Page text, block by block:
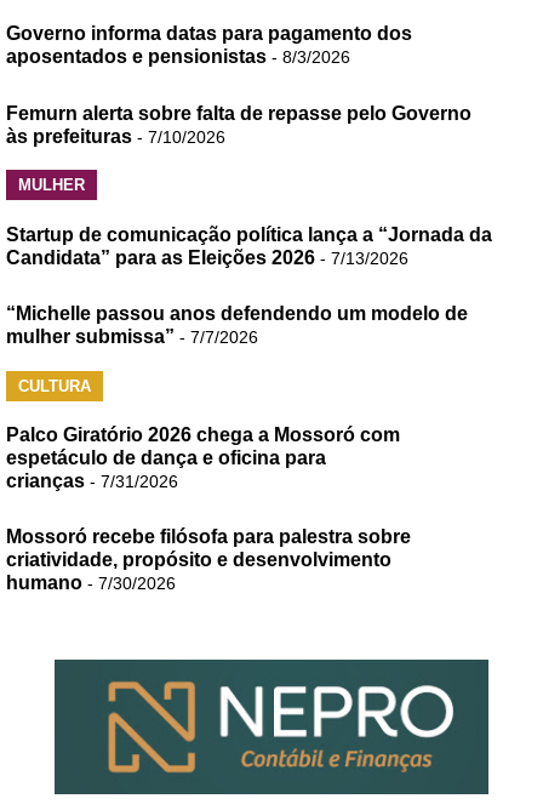
Governo informa datas para pagamento dos
aposentados e pensionistas - 8/3/2026
Femurn alerta sobre falta de repasse pelo Governo
às prefeituras - 7/10/2026
MULHER
Startup de comunicação política lança a “Jornada da
Candidata” para as Eleições 2026 - 7/13/2026
“Michelle passou anos defendendo um modelo de
mulher submissa” - 7/7/2026
CULTURA
Palco Giratório 2026 chega a Mossoró com
espetáculo de dança e oficina para
crianças - 7/31/2026
Mossoró recebe filósofa para palestra sobre
criatividade, propósito e desenvolvimento
humano - 7/30/2026